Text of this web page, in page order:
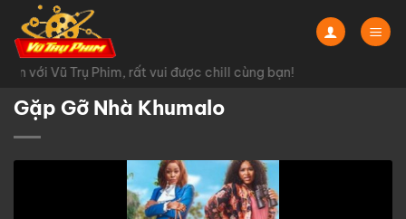
Chuyển
đến
nội
dungvới Vũ Trụ Phim, rất vui được chill cùng bạn!
Gặp Gỡ Nhà Khumalo